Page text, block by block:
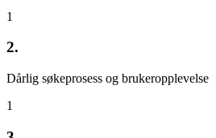
1
2.
Dårlig søkeprosess og brukeropplevelse
1